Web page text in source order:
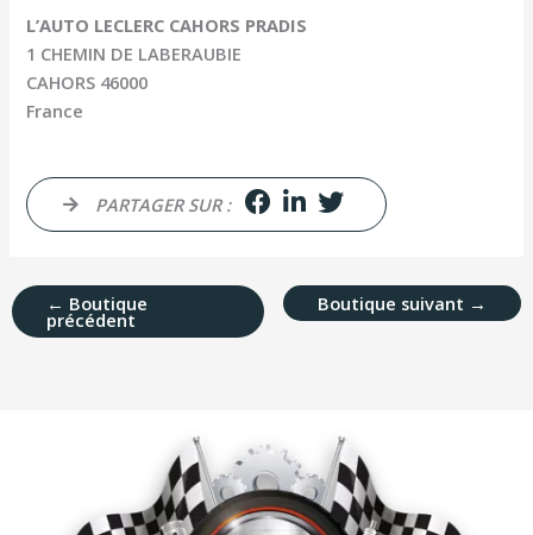
L’AUTO LECLERC CAHORS PRADIS
1 CHEMIN DE LABERAUBIE
CAHORS 46000
France
PARTAGER SUR :
← Boutique
précédent
Boutique suivant →